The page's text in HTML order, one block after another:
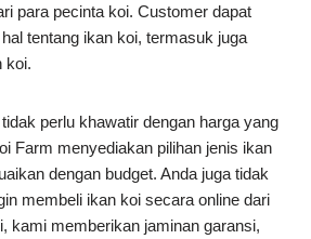
para pecinta koi. Customer dapat
tentang ikan koi, termasuk juga
koi.
perlu khawatir dengan harga yang
Farm menyediakan pilihan jenis ikan
dengan budget. Anda juga tidak
membeli ikan koi secara online dari
kami memberikan jaminan garansi,